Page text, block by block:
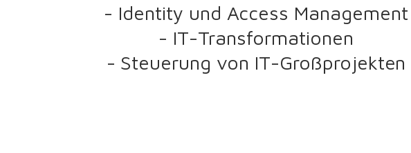
- Identity und Access Management
- IT-Transformationen
- Steuerung von IT-Großprojekten